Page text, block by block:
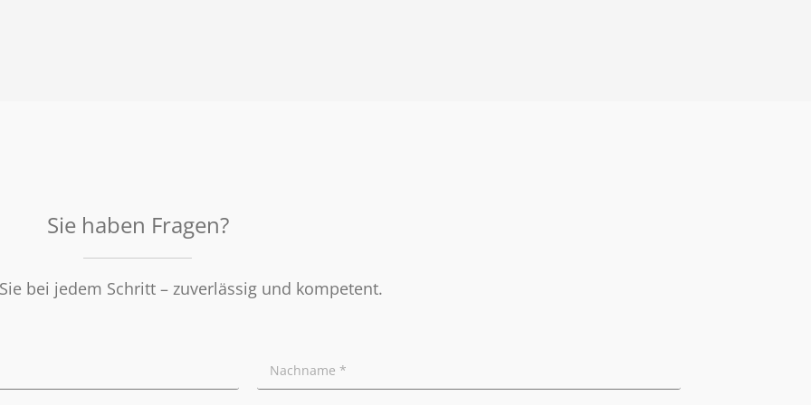
Sie haben Fragen?
bei jedem Schritt – zuverlässig und kompetent.